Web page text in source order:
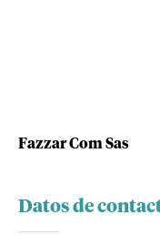
Fazzar Com Sas
Datos de